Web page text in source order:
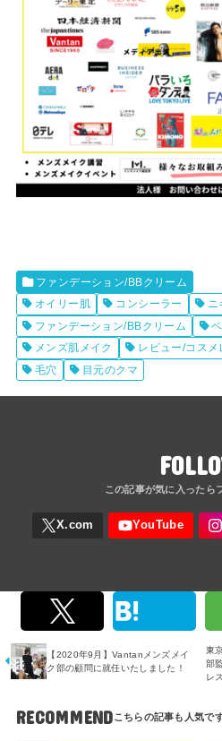
ファンデーション/BBクリーム
オイリー肌
コンシーラー
ニ
ファンデーション/BBクリーム
メンズ肌メイク
レビュー/コスメ
毛穴
目元のクマ
【2020年9月】Vantanメンズメイ
ク部の顧問に就任いたしました！
東
部
レ
RECOMMEND